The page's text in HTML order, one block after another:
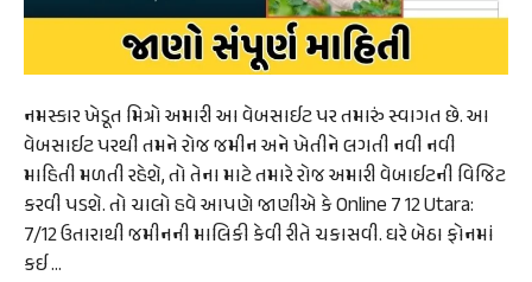
નમસ્કાર ખેડૂત મિત્રો અમારી આ વેબસાઈટ પર તમારું સ્વાગત છે. આ
વેબસાઈટ પરથી તમને રોજ જમીન અને ખેતીને લગતી નવી નવી
માહિતી મળતી રહેશે, તો તેના માટે તમારે રોજ અમારી વેબાઈટની વિજિટ
કરવી પડશે. તો ચાલો હવે આપણે જાણીએ કે Online 7 12 Utara:
7/12 ઉતારાથી જમીનની માલિકી કેવી રીતે ચકાસવી. ઘરે બેઠા ફોનમાં
કઈ …